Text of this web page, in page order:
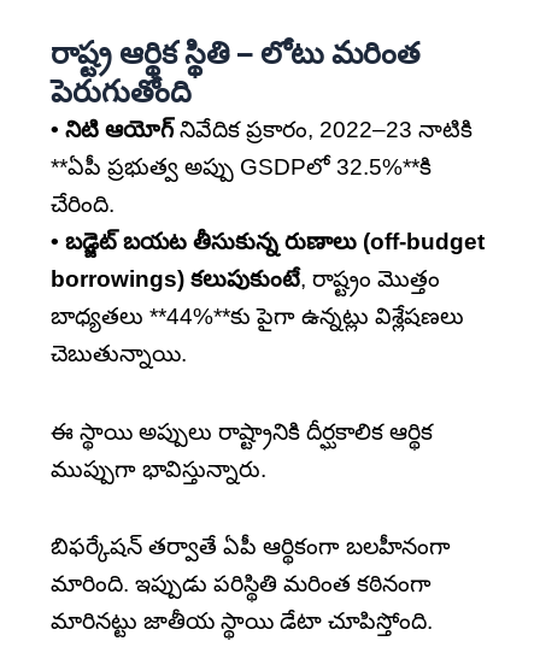
రాష్ట్ర ఆర్థిక స్థితి – లోటు మరింత
పెరుగుతోంది
• నిటి ఆయోగ్ నివేదిక ప్రకారం, 2022–23 నాటికి
**ఏపీ ప్రభుత్వ అప్పు GSDPలో 32.5%**కి
చేరింది.
• బడ్జెట్ బయట తీసుకున్న రుణాలు (off-budget
borrowings) కలుపుకుంటే, రాష్ట్రం మొత్తం
బాధ్యతలు **44%**కు పైగా ఉన్నట్లు విశ్లేషణలు
చెబుతున్నాయి.
ఈ స్థాయి అప్పులు రాష్ట్రానికి దీర్ఘకాలిక ఆర్థిక
ముప్పుగా భావిస్తున్నారు.
బిఫర్కేషన్ తర్వాతే ఏపీ ఆర్థికంగా బలహీనంగా
మారింది. ఇప్పుడు పరిస్థితి మరింత కఠినంగా
మారినట్టు జాతీయ స్థాయి డేటా చూపిస్తోంది.